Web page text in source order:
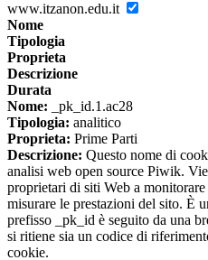
www.itzanon.edu.it
Nome
Tipologia
Proprieta
Descrizione
Durata
Nome: _pk_id.1.ac28
Tipologia: analitico
Proprieta: Prime Parti
Descrizione: Questo nome di
analisi web open source Piwik.
proprietari di siti Web a
misurare le prestazioni del sito. È
prefisso _pk_id è seguito da una
si ritiene sia un codice di
cookie.